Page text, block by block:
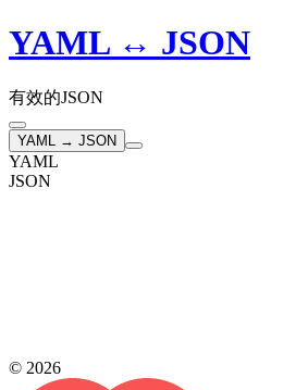
YAML ↔ JSON
有效的JSON
YAML → JSON
YAML
JSON
© 2026